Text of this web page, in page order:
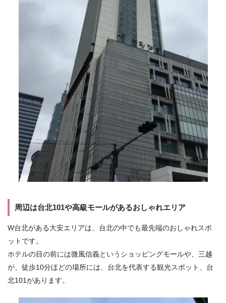
周辺は台北101や高級モールがあるおしゃれエリア
W台北がある大安エリアは、台北の中でも最先端のおしゃれスポ
ットです。
ホテルの目の前には微風信義というショッピングモールや、三越
が、徒歩10分ほどの場所には、台北を代表する観光スポット、台
北101があります。